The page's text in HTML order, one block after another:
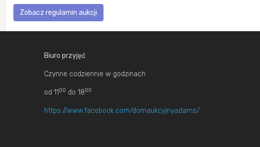
Zobacz regulamin aukcji
Biuro przyjęć
Czynne codziennie w godzinach
od 11 00 do 1800
https://www.facebook.com/domaukcyjnyadams/